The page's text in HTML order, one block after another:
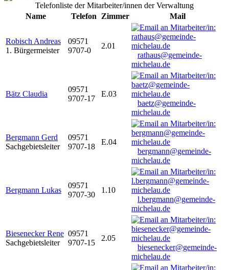
Telefonliste der Mitarbeiter/innen der Verwaltung
Name
Telefon Zimmer Mail
Robisch Andreas
1. Bürgermeister
09571
9707-0
2.01
rathaus@gemeinde-
michelau.de
Bätz Claudia
09571
9707-17
E.03
baetz@gemeinde-
michelau.de
Bergmann Gerd
Sachgebietsleiter
09571
9707-18
E.04
bergmann@gemeinde-
michelau.de
Bergmann Lukas
09571
9707-30
1.10
l.bergmann@gemeinde-
michelau.de
Biesenecker Rene
Sachgebietsleiter
09571
9707-15
2.05
biesenecker@gemeinde-
michelau.de